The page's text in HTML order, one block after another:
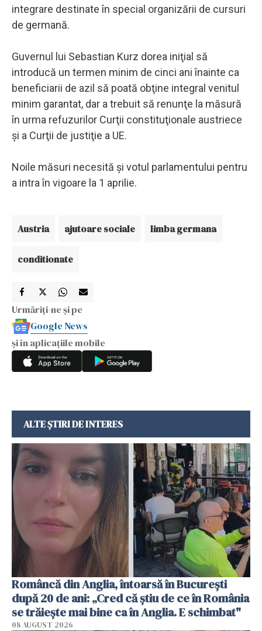
integrare destinate în special organizării de cursuri
de germană.
Guvernul lui Sebastian Kurz dorea iniţial să
introducă un termen minim de cinci ani înainte ca
beneficiarii de azil să poată obţine integral venitul
minim garantat, dar a trebuit să renunţe la măsură
în urma refuzurilor Curţii constituţionale austriece
şi a Curţii de justiţie a UE.
Noile măsuri necesită şi votul parlamentului pentru
a intra în vigoare la 1 aprilie.
Austria ajutoare sociale limba germana
conditionate
Urmăriți-ne și pe
Google News
și în aplicațiile mobile
ALTE ȘTIRI DE INTERES
Româncă din Anglia, întoarsă în București
după 20 de ani: „Cred că știu de ce în România
se trăiește mai bine ca în Anglia. E schimbat"
08 AUGUST 2026